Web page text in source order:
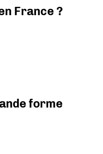
France ?
forme